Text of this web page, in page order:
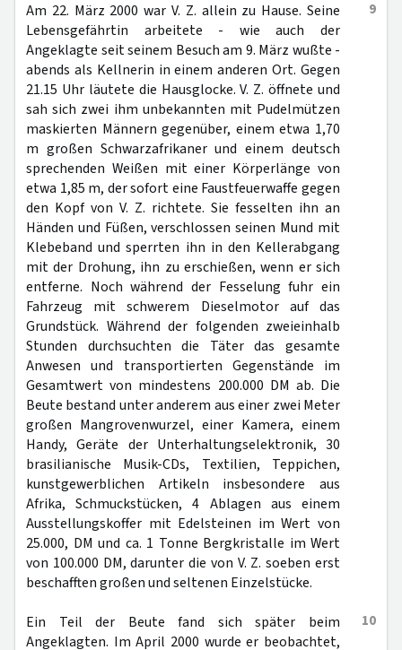
9
Am 22. März 2000 war V. Z. allein zu Hause. Seine
Lebensgefährtin arbeitete - wie auch der
Angeklagte seit seinem Besuch am 9. März wußte -
abends als Kellnerin in einem anderen Ort. Gegen
21.15 Uhr läutete die Hausglocke. V. Z. öffnete und
sah sich zwei ihm unbekannten mit Pudelmützen
maskierten Männern gegenüber, einem etwa 1,70
m großen Schwarzafrikaner und einem deutsch
sprechenden Weißen mit einer Körperlänge von
etwa 1,85 m, der sofort eine Faustfeuerwaffe gegen
den Kopf von V. Z. richtete. Sie fesselten ihn an
Händen und Füßen, verschlossen seinen Mund mit
Klebeband und sperrten ihn in den Kellerabgang
mit der Drohung, ihn zu erschießen, wenn er sich
entferne. Noch während der Fesselung fuhr ein
Fahrzeug mit schwerem Dieselmotor auf das
Grundstück. Während der folgenden zweieinhalb
Stunden durchsuchten die Täter das gesamte
Anwesen und transportierten Gegenstände im
Gesamtwert von mindestens 200.000 DM ab. Die
Beute bestand unter anderem aus einer zwei Meter
großen Mangrovenwurzel, einer Kamera, einem
Handy, Geräte der Unterhaltungselektronik, 30
brasilianische Musik-CDs, Textilien, Teppichen,
kunstgewerblichen Artikeln insbesondere aus
Afrika, Schmuckstücken, 4 Ablagen aus einem
Ausstellungskoffer mit Edelsteinen im Wert von
25.000, DM und ca. 1 Tonne Bergkristalle im Wert
von 100.000 DM, darunter die von V. Z. soeben erst
beschafften großen und seltenen Einzelstücke.
10
Ein Teil der Beute fand sich später beim
Angeklagten. Im April 2000 wurde er beobachtet,